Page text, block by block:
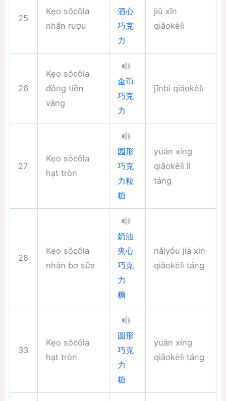
25
Kẹo sôcôla
nhân rượu
酒心
巧克
力
jiǔ xīn
qiǎokèlì
26
Kẹo sôcôla
đồng tiền
vàng
金币
巧克
力
jīnbì qiǎokèlì
27
Kẹo sôcôla
hạt tròn
园形
巧克
力粒
糖
yuán xíng
qiǎokèlì lì
táng
28
Kẹo sôcôla
nhân bơ sữa
奶油
夹心
巧克
力
糖
nǎiyóu jiā xīn
qiǎokèlì táng
33
Kẹo sôcôla
hạt tròn
圆形
巧克
力
糖
yuán xíng
qiǎokèlì táng